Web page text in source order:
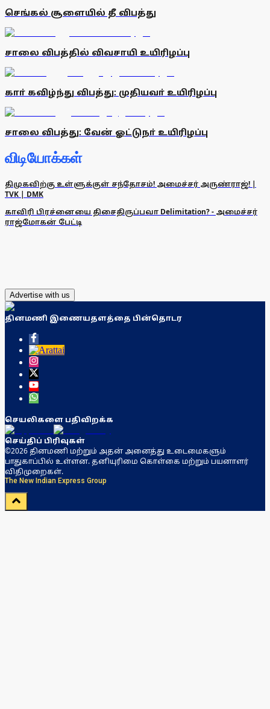
செங்கல் சூளையில் தீ விபத்து
சாலை விபத்தில் விவசாயி உயிரிழப்பு
காா் கவிழ்ந்து விபத்து: முதியவா் உயிரிழப்பு
சாலை விபத்து: வேன் ஓட்டுநா் உயிரிழப்பு
விடியோக்கள்
திமுகவிற்கு உள்ளுக்குள் சந்தோசம்! அமைச்சர் அருண்ராஜ்! |
TVK | DMK
காவிரி பிரச்னையை திசைதிருப்பவா Delimitation? - அமைச்சர்
ராஜ்மோகன் பேட்டி
Advertise with us
தினமணி இணையதளத்தை பின்தொடர
செயலிகளை பதிவிறக்க
செய்திப் பிரிவுகள்
©2026 தினமணி மற்றும் அதன் அனைத்து உடைமைகளும்
பாதுகாப்பில் உள்ளன. தனியுரிமை கொள்கை மற்றும் பயனாளர்
விதிமுறைகள்.
The New Indian Express Group